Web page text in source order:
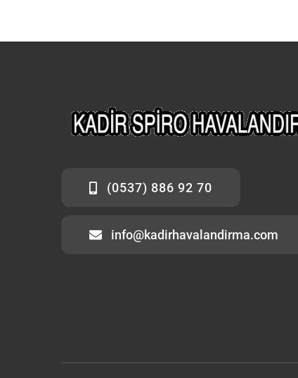
(0537) 886 92 70
info@kadirhavalandirma.com